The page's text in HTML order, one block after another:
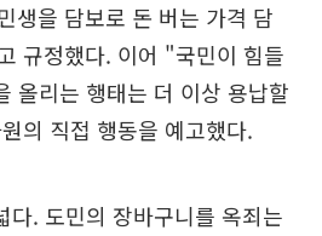
생을 담보로 돈 버는 가격 담
규정했다. 이어 "국민이 힘들
올리는 행태는 더 이상 용납할
의 직접 행동을 예고했다.
다. 도민의 장바구니를 옥죄는